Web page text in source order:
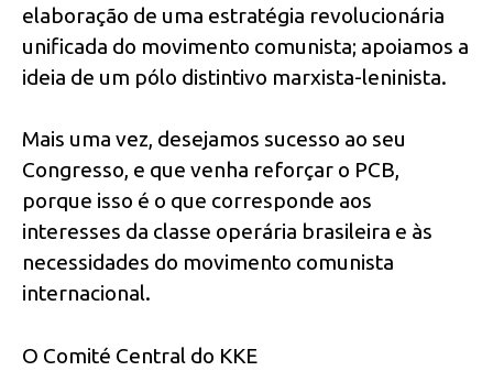
elaboração de uma estratégia revolucionária
unificada do movimento comunista; apoiamos a
ideia de um pólo distintivo marxista-leninista.
Mais uma vez, desejamos sucesso ao seu
Congresso, e que venha reforçar o PCB,
porque isso é o que corresponde aos
interesses da classe operária brasileira e às
necessidades do movimento comunista
internacional.
O Comité Central do KKE